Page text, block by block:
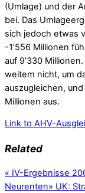
(Umlage) und der
bei. Das
sich jedoch etwas
-1’556 Millionen
auf 9’330
weitem nicht, um
auszugleichen,
Millionen aus.
Link to AHV-
Related
« IV-Ergebnisse
Neurenten» UK: